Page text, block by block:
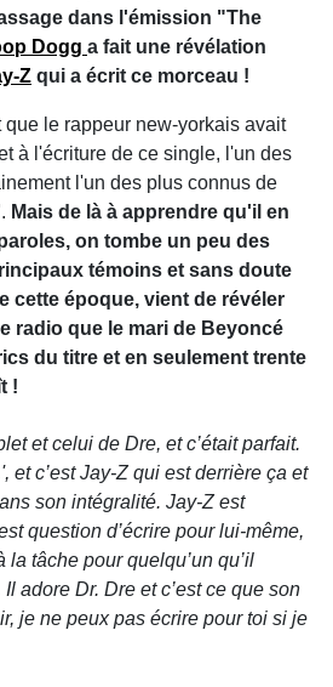
dans l'émission "The
Dogg a fait une révélation
Z qui a écrit ce morceau !
le rappeur new-yorkais avait
à l'écriture de ce single, l'un des
l'un des plus connus de
Mais de là à apprendre qu'il en
on tombe un peu des
témoins et sans doute
cette époque, vient de révéler
radio que le mari de Beyoncé
du titre et en seulement trente
!
et celui de Dre, et c’était parfait.
et c’est Jay-Z qui est derrière ça et
son intégralité. Jay-Z est
question d’écrire pour lui-même,
tâche pour quelqu’un qu’il
adore Dr. Dre et c’est ce que son
je ne peux pas écrire pour toi si je